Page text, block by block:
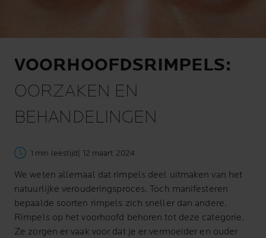
VOORHOOFDSRIMPELS:
OORZAKEN EN
BEHANDELINGEN
1 min leestijd | 12 maart 2024
We weten allemaal dat rimpels deel uitmaken van het
natuurlijke verouderingsproces. Toch manifesteren
bepaalde soorten rimpels zich sneller dan andere.
Rimpels op het voorhoofd behoren tot deze categorie.
Ze zorgen er vaak voor dat je er vermoeider en ouder